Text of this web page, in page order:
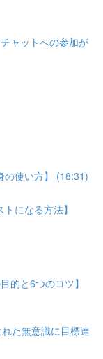
ャットへの参加が
の使い方】 (18:31)
になる方法】
的と6つのコツ】
た無意識に目標達